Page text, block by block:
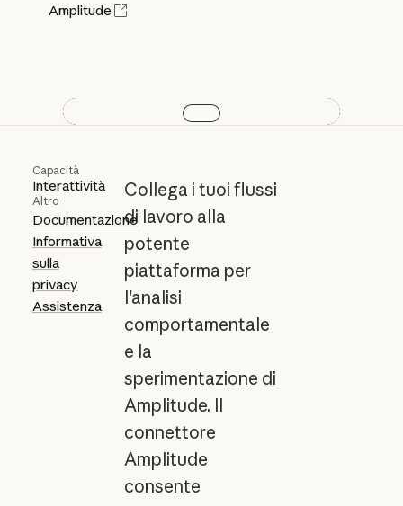
Amplitude
Play video
Capacità
Interattività
Altro
Documentazione
Informativa
sulla
privacy
Assistenza
Collega i tuoi flussi
di lavoro alla
potente
piattaforma per
l'analisi
comportamentale
e la
sperimentazione di
Amplitude. Il
connettore
Amplitude
consente